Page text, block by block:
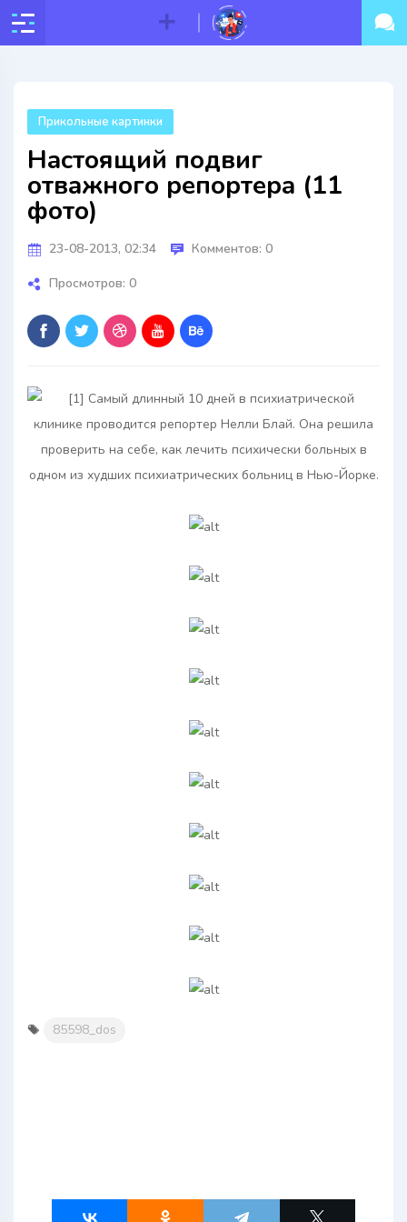
Прикольные картинки
Настоящий подвиг
отважного репортера (11
фото)
23-08-2013, 02:34
Комментов: 0
Просмотров: 0
85598_dos